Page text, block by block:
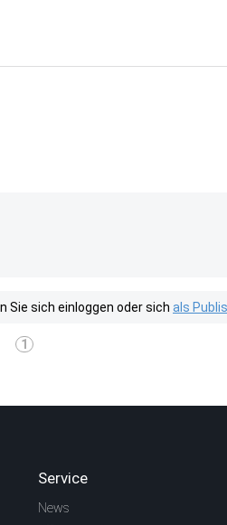
Sie sich einloggen oder sich als
1
Service
News